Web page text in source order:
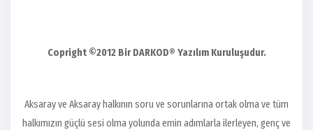
Copright ©2012 Bir DARKOD®️ Yazılım Kuruluşudur.
Aksaray ve Aksaray halkının soru ve sorunlarına ortak olma ve tüm
halkımızın güçlü sesi olma yolunda emin adımlarla ilerleyen, genç ve